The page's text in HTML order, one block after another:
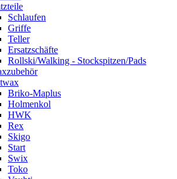
Schlaufen
Griffe
Teller
Ersatzschäfte
Rollski/Walking - Stockspitzen/Pads
Briko-Maplus
Holmenkol
HWK
Rex
Skigo
Start
Swix
Toko